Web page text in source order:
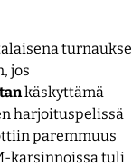
jos
käskyttämä
harjoituspelissä
paremmuus
karsinnoissa tuli